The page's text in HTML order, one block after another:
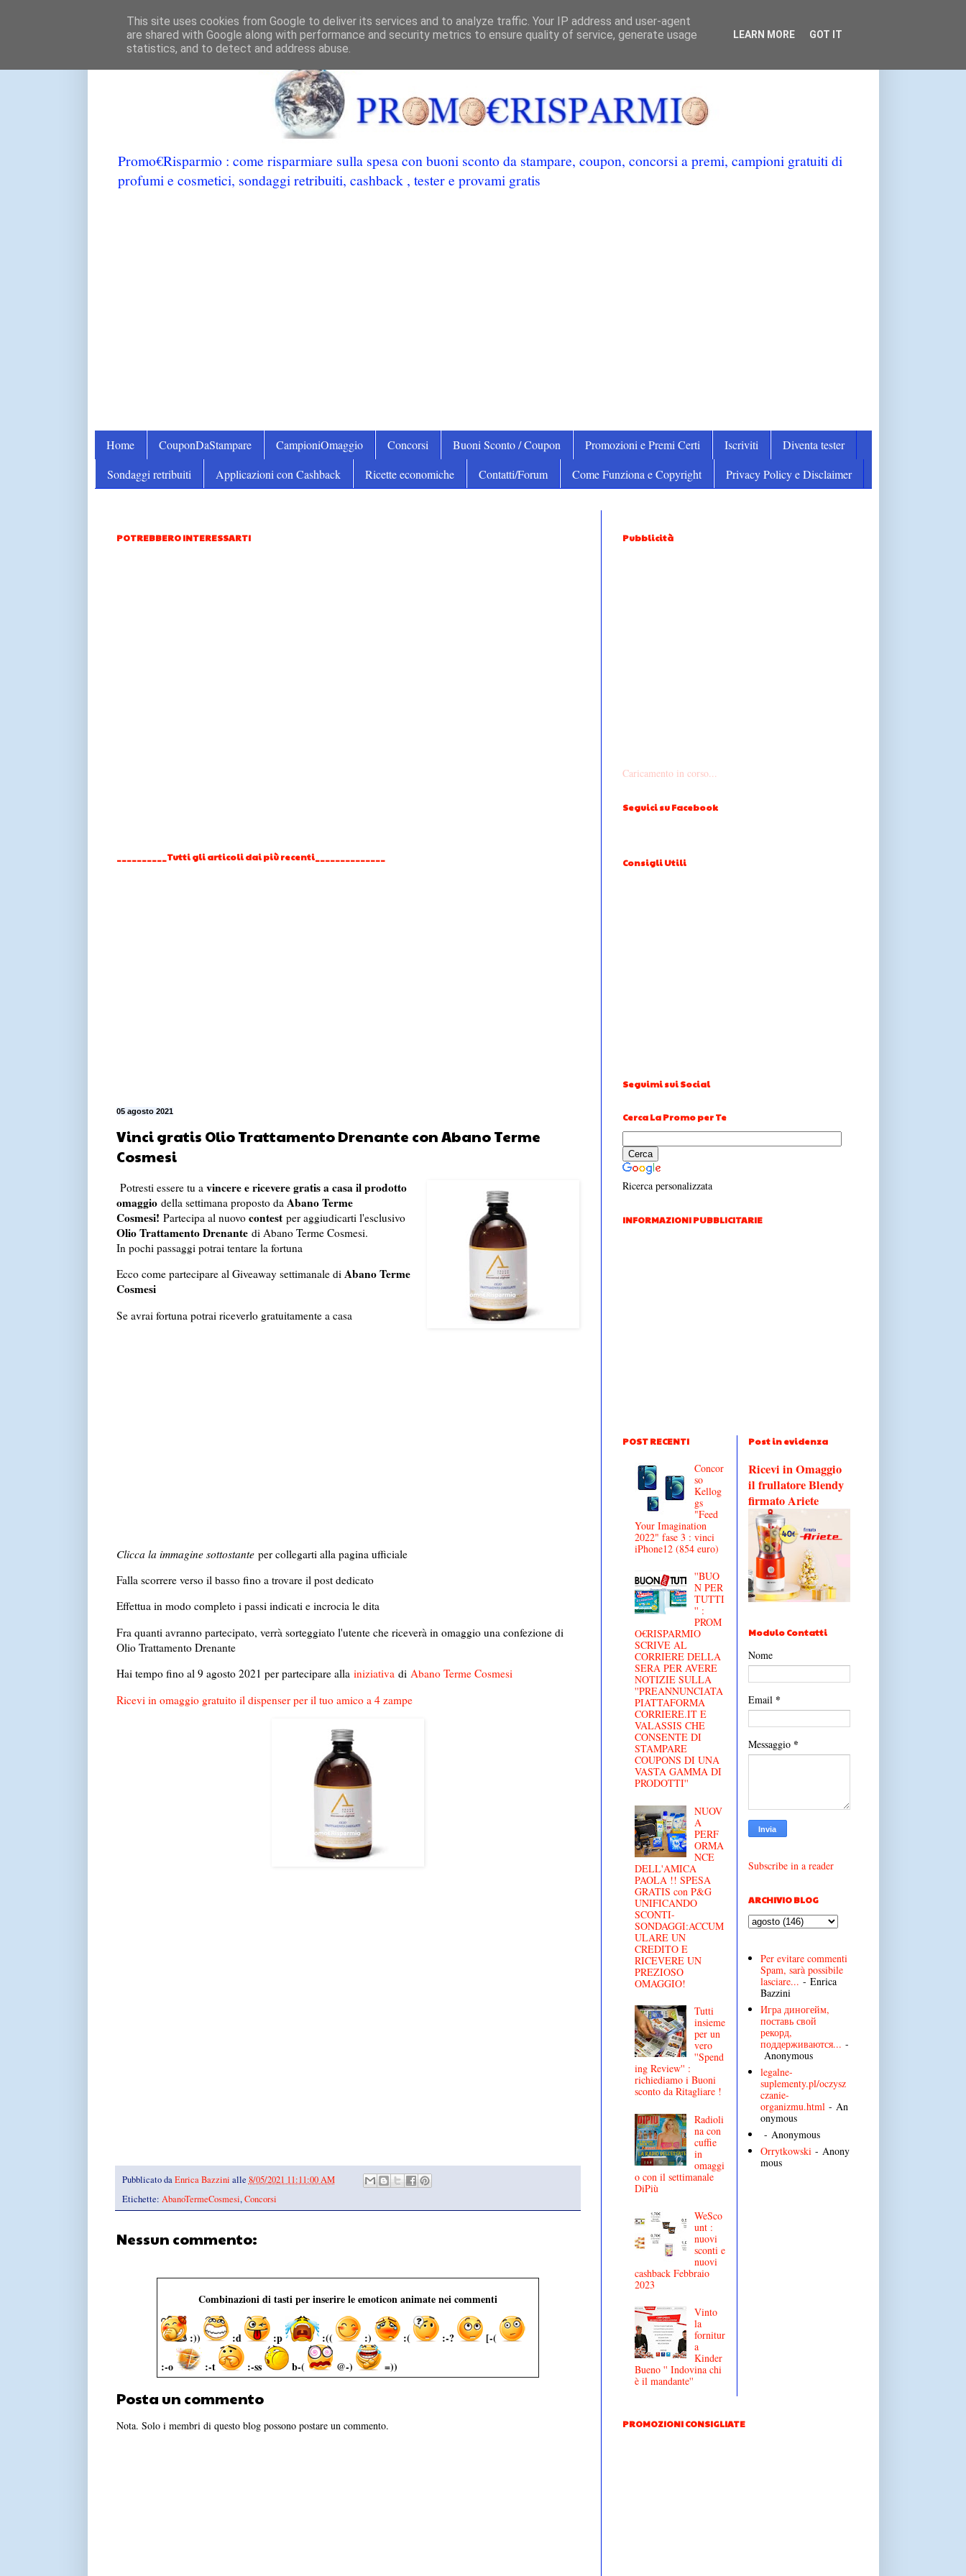
Promo€Risparmio : come risparmiare sulla spesa con buoni sconto da stampare, coupon, concorsi a premi, campioni gratuiti di
profumi e cosmetici, sondaggi retribuiti, cashback , tester e provami gratis
Home CouponDaStampare CampioniOmaggio Concorsi Buoni Sconto / Coupon Promozioni e Premi Certi Iscriviti
Diventa tester
Sondaggi retribuiti
Applicazioni con Cashback Ricette economiche Contatti/Forum Come Funziona e Copyright Privacy Policy e Disclaimer
POTREBBERO INTERESSARTI
__________Tutti gli articoli dai più recenti______________
05 agosto 2021
Vinci gratis Olio Trattamento Drenante con Abano Terme
Cosmesi
Potresti essere tu a vincere e ricevere gratis a casa il prodotto
omaggiodella settimana proposto da Abano Terme
Cosmesi! Partecipa al nuovo contestper aggiudicarti l'esclusivo
Olio Trattamento Drenantedi Abano Terme Cosmesi.
In pochi passaggi potrai tentare la fortuna
Ecco come partecipare al Giveaway settimanale di Abano Terme
Cosmesi
Se avrai fortuna potrai riceverlo gratuitamente a casa
Clicca la immagine sottostanteper collegarti alla pagina ufficiale
Falla scorrere verso il basso fino a trovare il post dedicato
Effettua in modo completo i passi indicati e incrocia le dita
Fra quanti avranno partecipato, verrà sorteggiato l'utente che riceverà in omaggio una confezione di
Olio Trattamento Drenante
Hai tempo fino al 9 agosto 2021 per partecipare alla iniziativadi Abano Terme Cosmesi
Ricevi in omaggio gratuito il dispenser per il tuo amico a 4 zampe
Pubblicato daEnrica Bazzini alle 8/05/2021 11:11:00 AM
Etichette: AbanoTermeCosmesi,Concorsi
Nessun commento:
Combinazioni di tasti per inserire le emoticon animate nei commenti
:)) :d :p :(( :) :( :-?
[-(
:-o
:-t :-ss b-( @-) =))
Posta un commento
Nota. Solo i membri di questo blog possono postare un commento.
Pubblicità
Caricamento in corso...
Seguici su Facebook
Consigli Utili
Seguimi sui Social
Cerca La Promo per Te
Ricerca personalizzata
INFORMAZIONI PUBBLICITARIE
POST RECENTI
Concor
so
Kellog
gs
"Feed
Your Imagination
2022" fase 3 : vinci
iPhone12 (854 euro)
''BUO
N PER
TUTTI
'' :
PROM
O€RISPARMIO
SCRIVE AL
CORRIERE DELLA
SERA PER AVERE
NOTIZIE SULLA
''PREANNUNCIATA
PIATTAFORMA
CORRIERE.IT E
VALASSIS CHE
CONSENTE DI
STAMPARE
COUPONS DI UNA
VASTA GAMMA DI
PRODOTTI''
NUOV
A
PERF
ORMA
NCE
DELL'AMICA
PAOLA !! SPESA
GRATIS con P&G
UNIFICANDO
SCONTI-
SONDAGGI:ACCUM
ULARE UN
CREDITO E
RICEVERE UN
PREZIOSO
OMAGGIO!
Tutti
insieme
per un
vero
''Spend
ing Review'' :
richiediamo i Buoni
sconto da Ritagliare !
Radioli
na con
cuffie
in
omaggi
o con il settimanale
DiPiù
WeSco
unt :
nuovi
sconti e
nuovi
cashback Febbraio
2023
Vinto
la
fornitur
a
Kinder
Bueno '' Indovina chi
è il mandante''
Post in evidenza
Ricevi in Omaggio
il frullatore Blendy
firmato Ariete
Modulo Contatti
Nome
Email *
Messaggio *
Subscribe in a reader
ARCHIVIO BLOG
Per evitare commenti
Spam, sarà possibile
lasciare... - Enrica
Bazzini
Игра диногейм,
поставь свой
рекорд,
поддерживаются... -
Anonymous
legalne-
suplementy.pl/oczysz
czanie-
organizmu.html - An
onymous
- Anonymous
Orrytkowski - Anony
mous
PROMOZIONI CONSIGLIATE
This site uses cookies from Google to deliver its services and to analyze traffic. Your IP address and user-agent
are shared with Google along with performance and security metrics to ensure quality of service, generate usage
statistics, and to detect and address abuse.
LEARN MORE GOT IT